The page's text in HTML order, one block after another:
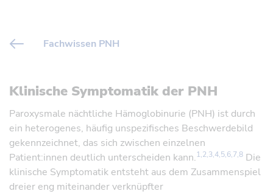
Fachwissen PNH
Klinische Symptomatik der PNH
Paroxysmale nächtliche Hämoglobinurie (PNH) ist durch
ein heterogenes, häufig unspezifisches Beschwerdebild
gekennzeichnet, das sich zwischen einzelnen
Patient:innen deutlich unterscheiden kann.1,2,3,4,5,6,7,8 Die
klinische Symptomatik entsteht aus dem Zusammenspiel
dreier eng miteinander verknüpfter